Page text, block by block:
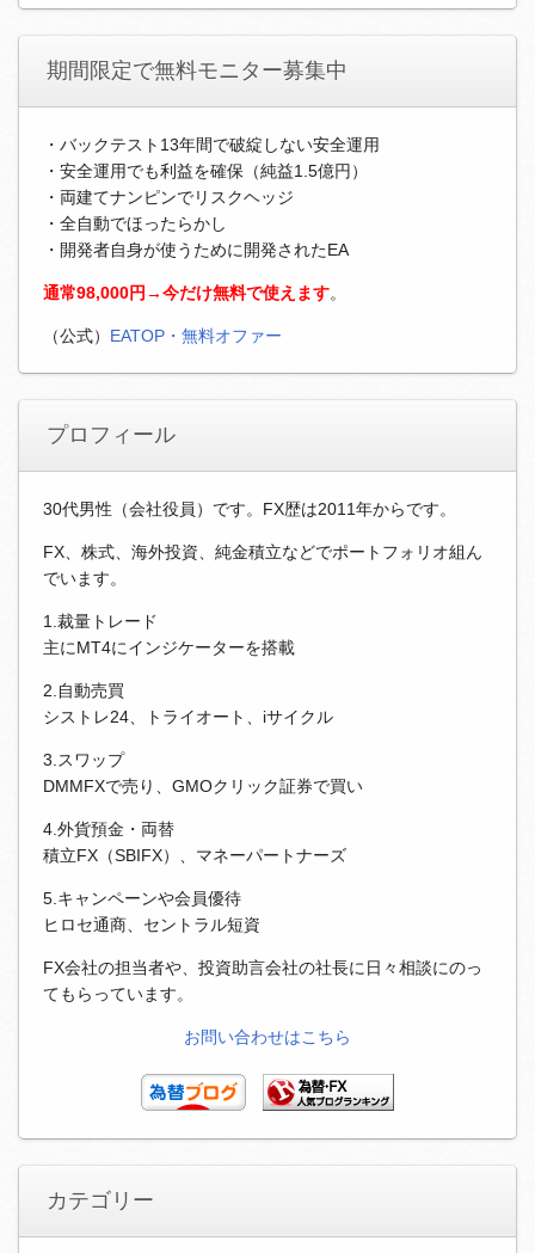
期間限定で無料モニター募集中
・バックテスト13年間で破綻しない安全運用
・安全運用でも利益を確保（純益1.5億円）
・両建てナンピンでリスクヘッジ
・全自動でほったらかし
・開発者自身が使うために開発されたEA
通常98,000円→今だけ無料で使えます。
（公式） EATOP・無料オファー
プロフィール
30代男性（会社役員）です。FX歴は2011年からです。
FX、株式、海外投資、純金積立などでポートフォリオ組ん
でいます。
1.裁量トレード
主にMT4にインジケーターを搭載
2.自動売買
シストレ24、トライオート、iサイクル
3.スワップ
DMMFXで売り、GMOクリック証券で買い
4.外貨預金・両替
積立FX（SBIFX）、マネーパートナーズ
5.キャンペーンや会員優待
ヒロセ通商、セントラル短資
FX会社の担当者や、投資助言会社の社長に日々相談にのっ
てもらっています。
お問い合わせはこちら
カテゴリー